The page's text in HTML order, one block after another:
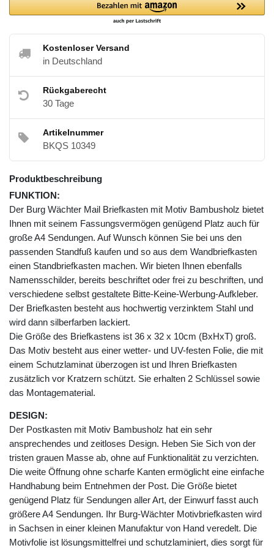
Kostenloser Versand
in Deutschland
Rückgaberecht
30 Tage
Artikelnummer
BKQS 10349
Produktbeschreibung
FUNKTION:
Der Burg Wächter Mail Briefkasten mit Motiv Bambusholz bietet
Ihnen mit seinem Fassungsvermögen genügend Platz auch für
große A4 Sendungen. Auf Wunsch können Sie bei uns den
passenden Standfuß kaufen und so aus dem Wandbriefkasten
einen Standbriefkasten machen. Wir bieten Ihnen ebenfalls
Namensschilder, bereits beschriftet oder frei zu beschriften, und
verschiedene selbst gestaltete Bitte-Keine-Werbung-Aufkleber.
Der Briefkasten besteht aus hochwertig verzinktem Stahl und
wird dann silberfarben lackiert.
Die Größe des Briefkastens ist 36 x 32 x 10cm (BxHxT) groß.
Das Motiv besteht aus einer wetter- und UV-festen Folie, die mit
einem Schutzlaminat überzogen ist und Ihren Briefkasten
zusätzlich vor Kratzern schützt. Sie erhalten 2 Schlüssel sowie
das Montagematerial.
DESIGN:
Der Postkasten mit Motiv Bambusholz hat ein sehr
ansprechendes und zeitloses Design. Heben Sie Sich von der
tristen grauen Masse ab, ohne auf Funktionalität zu verzichten.
Die weite Öffnung ohne scharfe Kanten ermöglicht eine einfache
Handhabung beim Entnehmen der Post. Die Größe bietet
genügend Platz für Sendungen aller Art, der Einwurf fasst auch
größere A4 Sendungen. Ihr Burg-Wächter Motivbriefkasten wird
in Sachsen in einer kleinen Manufaktur von Hand veredelt. Die
Motivfolie ist lösungsmittelfrei und schutzlaminiert, dies sorgt für